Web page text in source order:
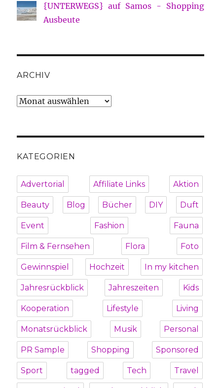
{UNTERWEGS} auf Samos - Shopping
Ausbeute
ARCHIV
Archiv
KATEGORIEN
Advertorial Affiliate Links Aktion
Beauty Blog Bücher DIY Duft
Event Fashion Fauna
Film & Fernsehen Flora Foto
Gewinnspiel Hochzeit In my kitchen
Jahresrückblick Jahreszeiten Kids
Kooperation Lifestyle Living
Monatsrückblick Musik Personal
PR Sample Shopping Sponsored
Sport tagged Tech Travel